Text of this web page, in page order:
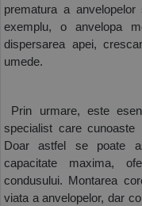
prematura a
exemplu, o anvelopa
dispersarea apei,
umede.
Prin urmare, este
specialist care cunoaste
Doar astfel se poate
capacitate maxima,
condusului. Montarea
viata a anvelopelor, dar